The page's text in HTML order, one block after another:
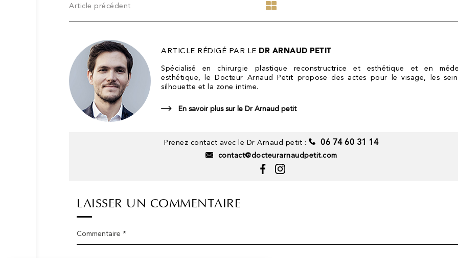
Article précédent
ARTICLE RÉDIGÉ PAR LE DR ARNAUD PETIT
Spécialisé en chirurgie plastique reconstructrice et esthétique et en
esthétique, le Docteur Arnaud Petit propose des actes pour le visage, les
silhouette et la zone intime.
En savoir plus sur le Dr Arnaud petit
Prenez contact avec le Dr Arnaud petit : 06 74 60 31 14
contact@docteurarnaudpetit.com
LAISSER UN COMMENTAIRE
Commentaire *
Secrétariat ouvert du lundi
10h–19h
Chirurgien esthétique 78